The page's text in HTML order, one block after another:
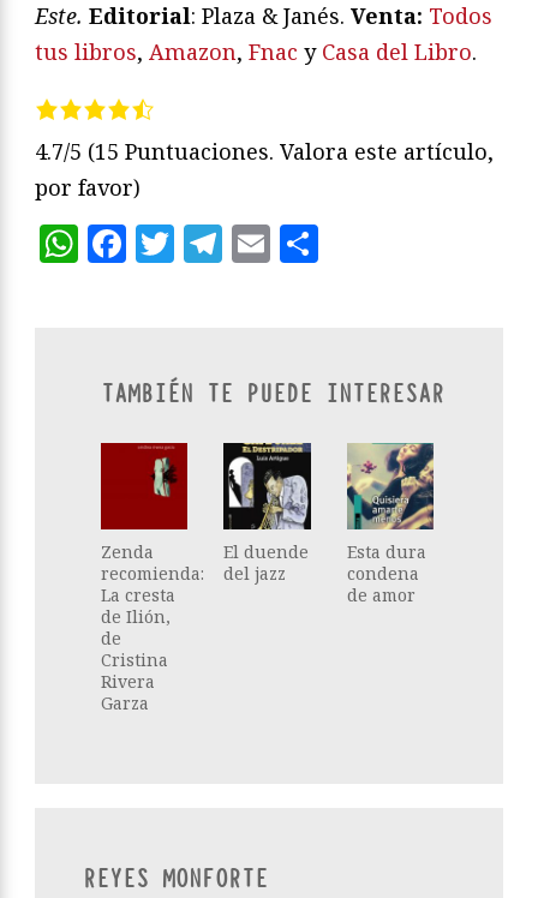
Este. Editorial: Plaza & Janés. Venta: Todos
tus libros, Amazon, Fnac y Casa del Libro.
4.7/5 (15 Puntuaciones. Valora este artículo,
por favor)
WhatsApp
Facebook
Twitter
Telegram
Email
TAMBIÉN TE PUEDE INTERESAR
Zenda
recomienda:
La cresta
de Ilión,
de
Cristina
Rivera
Garza
El duende
del jazz
Esta dura
condena
de amor
REYES MONFORTE